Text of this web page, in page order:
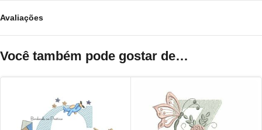
Avaliações
Você também pode gostar de…